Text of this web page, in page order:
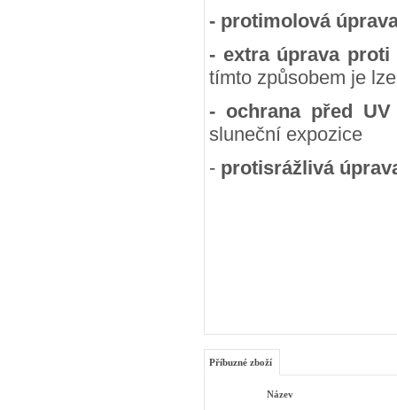
- protimolová
- extra úprava
tímto způsobem je
- ochrana před
sluneční expozice
- protisrážlivá
Příbuzné zboží
Název